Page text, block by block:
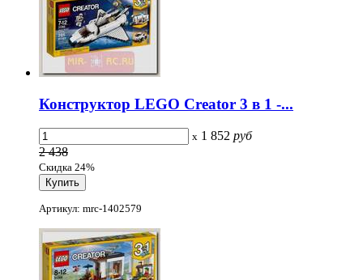
Конструктор LEGO Creator 3 в 1 -...
x 1 852 руб
2 438
Скидка 24%
Артикул: mrc-1402579